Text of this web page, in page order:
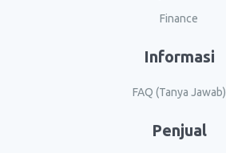
Finance
Informasi
FAQ (Tanya Jawab)
Penjual